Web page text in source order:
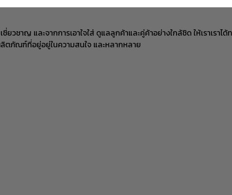
วชาญ และจากการเอาใจใส่ ดูแลลูกค้าและคู่ค้าอย่างใกล้ชิด ให้เราเรา
ตภัณฑ์ที่อยู่อยู่ในความสนใจ และหลากหลาย